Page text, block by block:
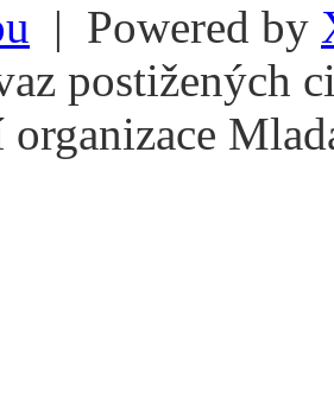
| Powered by
postižených